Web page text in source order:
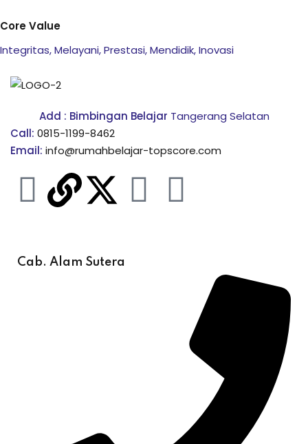
Core Value
Integritas, Melayani, Prestasi, Mendidik, Inovasi
Add : Bimbingan Belajar Tangerang Selatan
Call: 0815-1199-8462
Email: info@rumahbelajar-topscore.com
Cab. Alam Sutera